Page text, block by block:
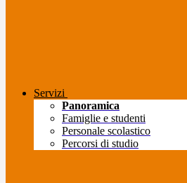
Servizi
Panoramica
Famiglie e studenti
Personale scolastico
Percorsi di studio